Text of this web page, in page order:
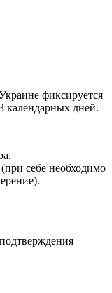
фиксируется
календарных дней.
себе необходимо